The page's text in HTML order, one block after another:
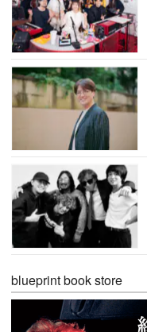
blueprint book store